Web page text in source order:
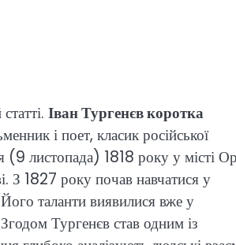
Іван Тургенєв коротка
і поет, класик російської
(9 листопада) 1818 року у місті
З 1827 року почав навчатися у
таланти виявилися вже у
Тургенєв став одним із